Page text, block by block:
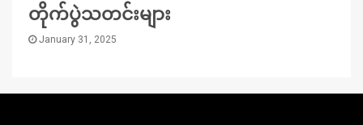
တိုက်ပွဲသတင်းများ
January 31, 2025